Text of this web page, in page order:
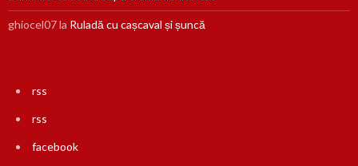
ghiocel07la Ruladă cu cașcaval și șuncă
rss
rss
facebook